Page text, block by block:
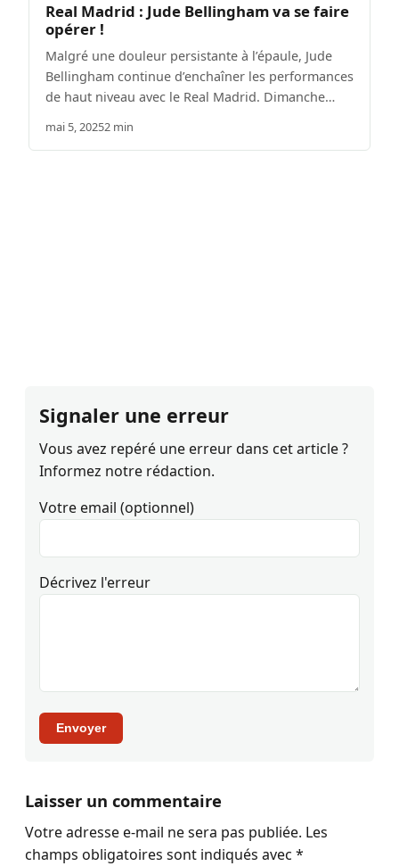
Real Madrid : Jude Bellingham va se faire
opérer !
Malgré une douleur persistante à l’épaule, Jude
Bellingham continue d’enchaîner les performances
de haut niveau avec le Real Madrid. Dimanche…
mai 5, 20252 min
Signaler une erreur
Vous avez repéré une erreur dans cet article ?
Informez notre rédaction.
Votre email (optionnel)
Décrivez l'erreur
Envoyer
Laisser un commentaire
Votre adresse e-mail ne sera pas publiée. Les
champs obligatoires sont indiqués avec *